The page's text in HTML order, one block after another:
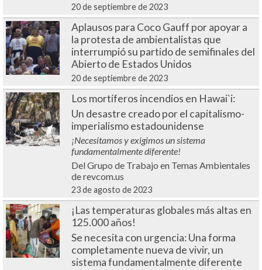
20 de septiembre de 2023
Aplausos para Coco Gauff por apoyar a
la protesta de ambientalistas que
interrumpió su partido de semifinales del
Abierto de Estados Unidos
20 de septiembre de 2023
Los mortíferos incendios en Hawai`i:
Un desastre creado por el capitalismo-
imperialismo estadounidense
¡Necesitamos y exigimos un sistema
fundamentalmente diferente!
Del Grupo de Trabajo en Temas Ambientales
de revcom.us
23 de agosto de 2023
¡Las temperaturas globales más altas en
125.000 años!
Se necesita con urgencia: Una forma
completamente nueva de vivir, un
sistema fundamentalmente diferente